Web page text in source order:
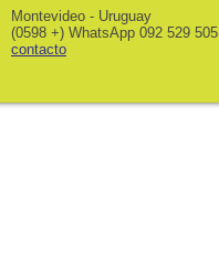
Montevideo - Uruguay
(0598 +) WhatsApp 092 529 505
contacto